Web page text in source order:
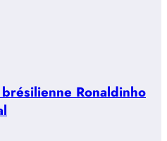
Ronaldinho